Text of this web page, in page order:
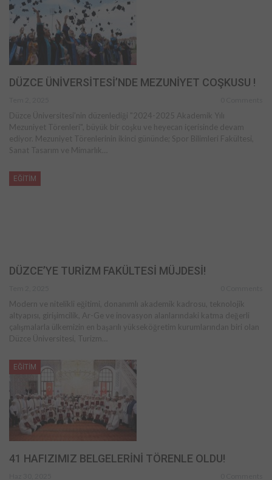
DÜZCE ÜNİVERSİTESİ’NDE MEZUNİYET COŞKUSU !
Düzce Üniversitesi’nin düzenlediği "2024-2025 Akademik Yılı
Mezuniyet Törenleri", büyük bir coşku ve heyecan içerisinde devam
ediyor. Mezuniyet Törenlerinin ikinci gününde; Spor Bilimleri Fakültesi,
Sanat Tasarım ve Mimarlık…
EĞİTİM
DÜZCE’YE TURİZM FAKÜLTESİ MÜJDESİ!
Modern ve nitelikli eğitimi, donanımlı akademik kadrosu, teknolojik
altyapısı, girişimcilik, Ar-Ge ve inovasyon alanlarındaki katma değerli
çalışmalarla ülkemizin en başarılı yükseköğretim kurumlarından biri olan
Düzce Üniversitesi, Turizm…
EĞİTİM
41 HAFIZIMIZ BELGELERİNİ TÖRENLE OLDU!